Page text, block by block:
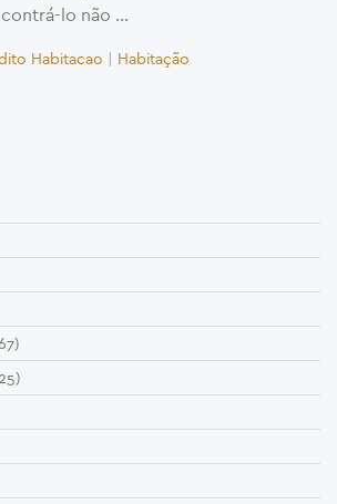
lo não …
Habitacao | Habitação